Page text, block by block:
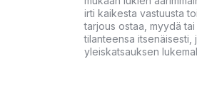
irti kaikesta vastuusta
tarjous ostaa, myydä
tilanteensa itsenäisesti,
yleiskatsauksen